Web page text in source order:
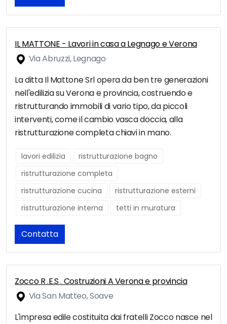
IL MATTONE - Lavori in casa a Legnago e Verona
Via Abruzzi, Legnago
La ditta Il Mattone Srl opera da ben tre generazioni
nell'edilizia su Verona e provincia, costruendo e
ristrutturando immobili di vario tipo, da piccoli
interventi, come il cambio vasca doccia, alla
ristrutturazione completa chiavi in mano.
lavori edilizia
ristrutturazione bagno
ristrutturazione completa
ristrutturazione cucina
ristrutturazione esterni
ristrutturazione interna
tetti in muratura
Contatta
Zocco R .E.S . Costruzioni A Verona e provincia
Via San Matteo, Soave
L'impresa edile costituita dai fratelli Zocco nasce nel